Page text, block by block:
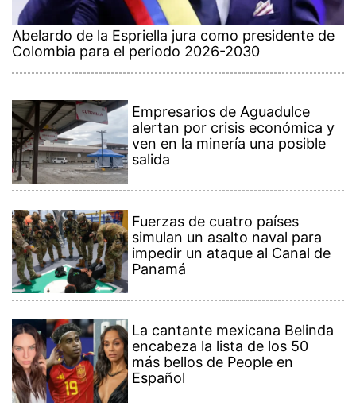
Abelardo de la Espriella jura como presidente de
Colombia para el periodo 2026-2030
Empresarios de Aguadulce
alertan por crisis económica y
ven en la minería una posible
salida
Fuerzas de cuatro países
simulan un asalto naval para
impedir un ataque al Canal de
Panamá
La cantante mexicana Belinda
encabeza la lista de los 50
más bellos de People en
Español